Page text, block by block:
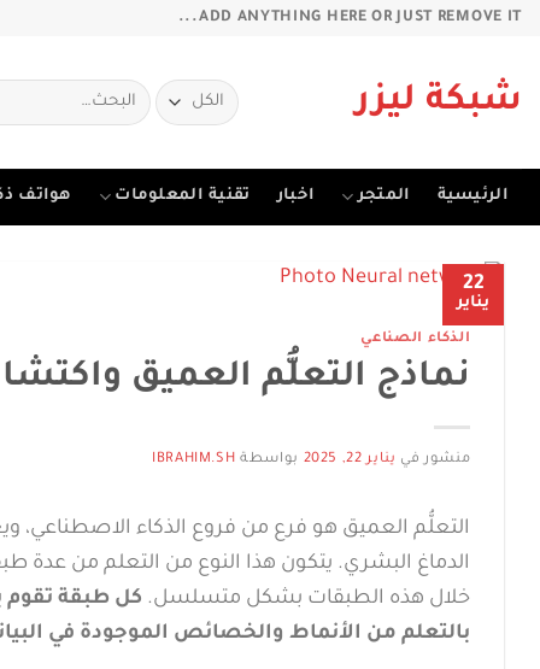
تخطي
ADD ANYTHING HERE OR JUST REMOVE IT...
شبكة ليزر
البحث
عن:
الرئيسية المتجر اخبار تقنية المعلومات هواتف
22
يناير
الذكاء الصناعي
نماذج التعلُّم العميق
منشور في يناير 22, 2025 بواسطة IBRAHIM.SH
التعلُّم العميق هو فرع من فروع الذكاء الاصطناعي،
الدماغ البشري. يتكون هذا النوع من التعلم من عدة
خلال هذه الطبقات بشكل متسلسل. كل طبقة تقوم
بالتعلم من الأنماط والخصائص الموجودة في